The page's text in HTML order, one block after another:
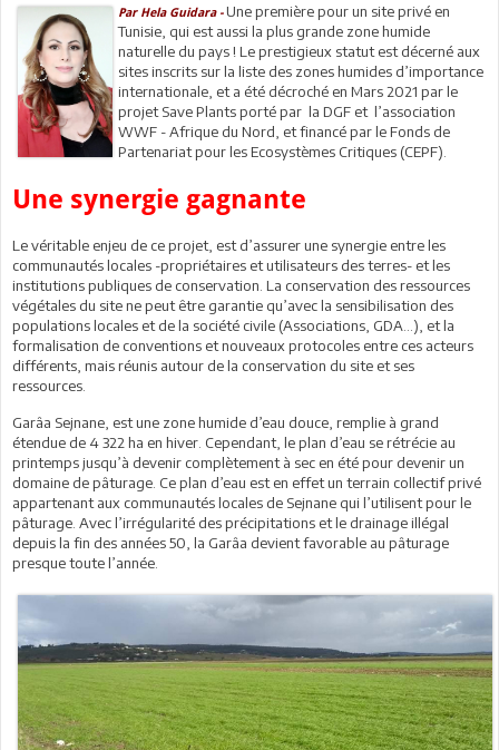
Par Hela Guidara -Une première pour un site privé en
Tunisie, qui est aussi la plus grande zone humide
naturelle du pays ! Le prestigieux statut est décerné aux
sites inscrits sur la liste des zones humides d’importance
internationale, et a été décroché en Mars 2021 par le
projet Save Plants porté par la DGF et l’association
WWF - Afrique du Nord, et financé par le Fonds de
Partenariat pour les Ecosystèmes Critiques (CEPF).
Une synergie gagnante
Le véritable enjeu de ce projet, est d’assurer une synergie entre les
communautés locales -propriétaires et utilisateurs des terres- et les
institutions publiques de conservation. La conservation des ressources
végétales du site ne peut être garantie qu’avec la sensibilisation des
populations locales et de la société civile (Associations, GDA...), et la
formalisation de conventions et nouveaux protocoles entre ces acteurs
différents, mais réunis autour de la conservation du site et ses
ressources.
Garâa Sejnane, est une zone humide d’eau douce, remplie à grand
étendue de 4 322 ha en hiver. Cependant, le plan d’eau se rétrécie au
printemps jusqu’à devenir complètement à sec en été pour devenir un
domaine de pâturage. Ce plan d’eau est en effet un terrain collectif privé
appartenant aux communautés locales de Sejnane qui l’utilisent pour le
pâturage. Avec l’irrégularité des précipitations et le drainage illégal
depuis la fin des années 50, la Garâa devient favorable au pâturage
presque toute l’année.